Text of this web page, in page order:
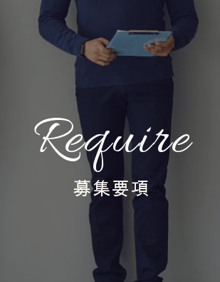
Require
募集要項